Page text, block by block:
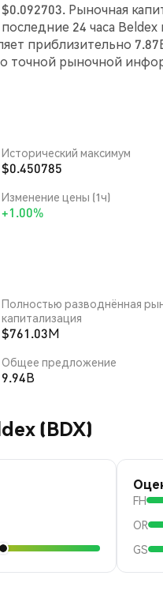
Рыночная
24 часа Beldex
приблизительно
точной рыночной
Исторический максимум
$0.450785
Изменение цены (1ч)
+1.00%
Полностью разводнённая
капитализация
$761.03M
Общее предложение
9.94B
(BDX)
FH
OR
GS